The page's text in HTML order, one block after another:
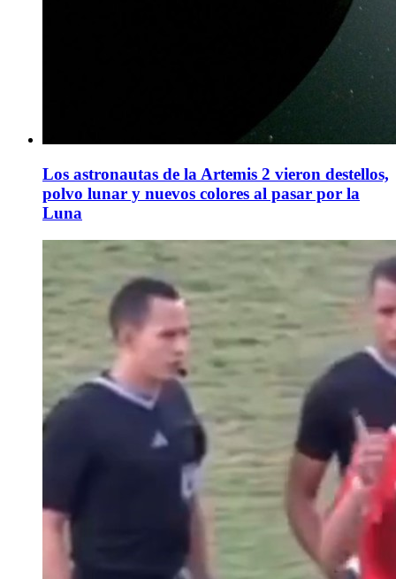
Los astronautas de la Artemis 2 vieron destellos,
polvo lunar y nuevos colores al pasar por la
Luna